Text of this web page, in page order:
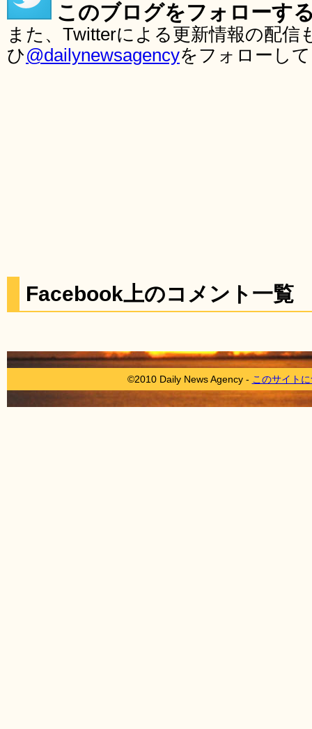
このブログをフォローす
また、Twitterによる更新情報の配
ひ@dailynewsagencyをフォローし
Facebook上のコメント一覧
©2010 Daily News Agency - このサイト